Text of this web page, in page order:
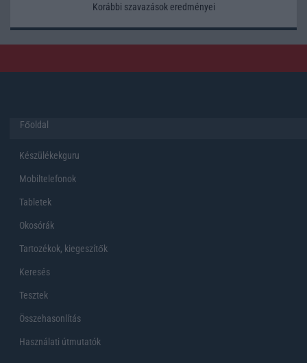
Korábbi szavazások eredményei
Főoldal
Készülékekguru
Mobiltelefonok
Tabletek
Okosórák
Tartozékok, kiegeszítők
Keresés
Tesztek
Összehasonlítás
Használati útmutatók